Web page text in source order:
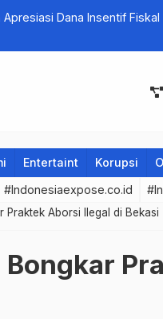
Insentif Fiskal Penurunan
Entertaint Korupsi
#Indonesiaexpose.co.id
Aborsi Ilegal di Bekasi